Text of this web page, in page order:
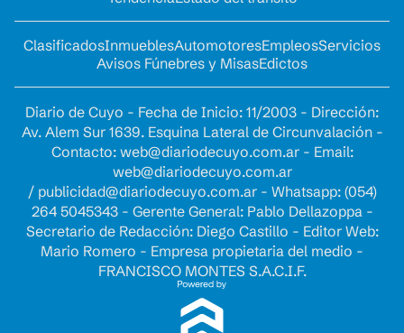
ClasificadosInmueblesAutomotoresEmpleosServicios
Avisos Fúnebres y MisasEdictos
Diario de Cuyo - Fecha de Inicio: 11/2003 - Dirección:
Av. Alem Sur 1639. Esquina Lateral de Circunvalación -
Contacto: web@diariodecuyo.com.ar- Email:
web@diariodecuyo.com.ar
/ publicidad@diariodecuyo.com.ar- Whatsapp: (054)
264 5045343 - Gerente General: Pablo Dellazoppa -
Secretario de Redacción: Diego Castillo - Editor Web:
Mario Romero - Empresa propietaria del medio -
FRANCISCO MONTES S.A.C.I.F.